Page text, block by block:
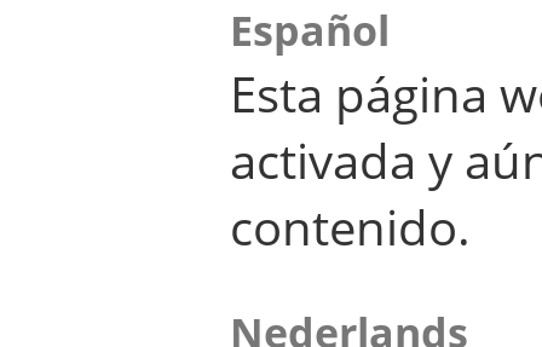
Español
Esta página
activada y
contenido.
Nederlands